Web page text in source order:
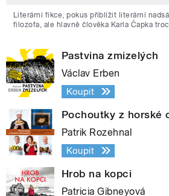
Literární fikce, pokus přiblížit literární
filozofa, ale hlavně člověka Karla Čapka
Pastvina zmizelých
Václav Erben
Koupit
Pochoutky z horské
Patrik Rozehnal
Koupit
Hrob na kopci
Patricia Gibneyová